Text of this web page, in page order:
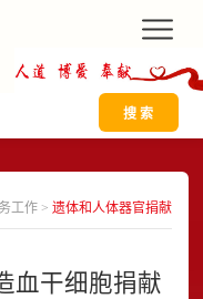
搜 索
工作> 遗体和人体器官捐献
血干细胞捐献